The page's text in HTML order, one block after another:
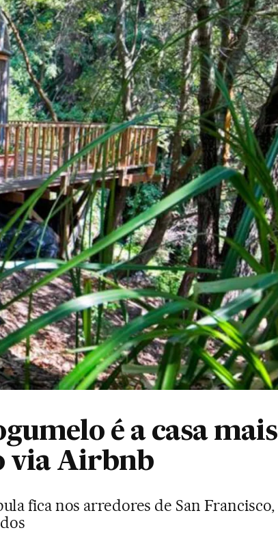
é a casa mais
via Airbnb
fica nos arredores de San Francisco,